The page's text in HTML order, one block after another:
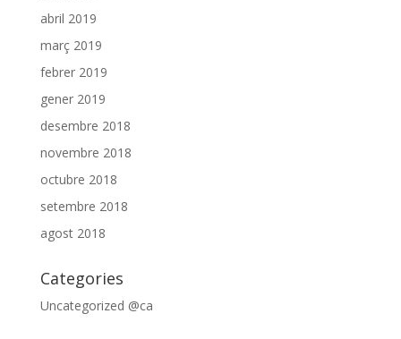
abril 2019
març 2019
febrer 2019
gener 2019
desembre 2018
novembre 2018
octubre 2018
setembre 2018
agost 2018
Categories
Uncategorized @ca